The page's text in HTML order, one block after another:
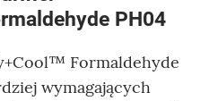
PH04
Formaldehyde
wymagających